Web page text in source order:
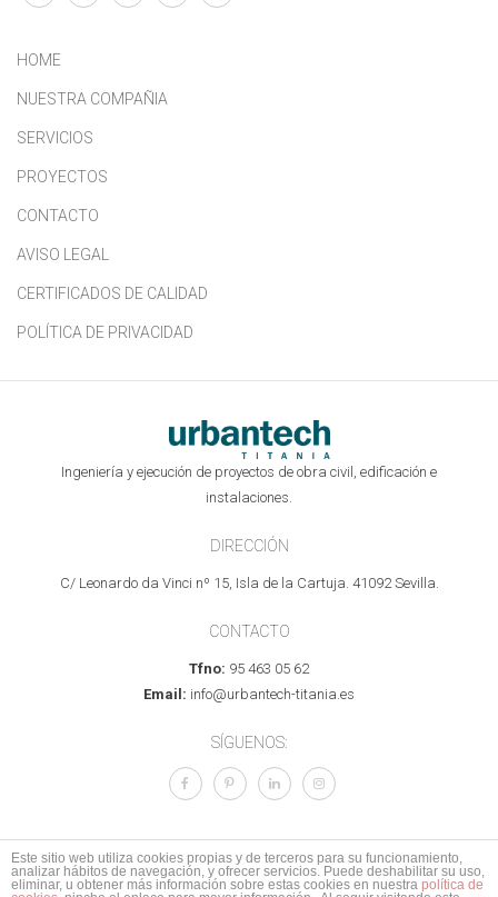
HOME
NUESTRA COMPAÑIA
SERVICIOS
PROYECTOS
CONTACTO
AVISO LEGAL
CERTIFICADOS DE CALIDAD
POLÍTICA DE PRIVACIDAD
Ingeniería y ejecución de proyectos de obra civil, edificación e
instalaciones.
DIRECCIÓN
C/ Leonardo da Vinci nº 15, Isla de la Cartuja. 41092 Sevilla.
CONTACTO
Tfno: 95 463 05 62
Email: info@urbantech-titania.es
SÍGUENOS:
© 2017 Todos los derechos reservados.Aviso legalIPolítica de PrivacidadI
Este sitio web utiliza cookies propias y de terceros para su funcionamiento,
analizar hábitos de navegación, y ofrecer servicios. Puede deshabilitar su uso,
eliminar, u obtener más información sobre estas cookies en nuestra política de